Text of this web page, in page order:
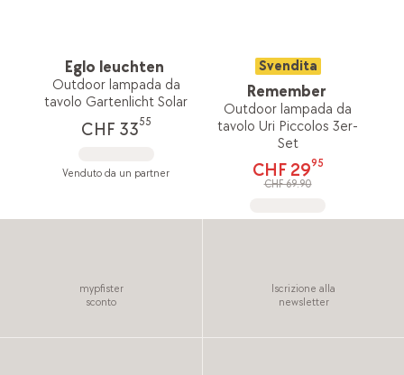
Eglo leuchten
Outdoor lampada da
tavolo Gartenlicht Solar
CHF 3355
Venduto da un partner
Svendita
Remember
Outdoor lampada da
tavolo Uri Piccolos 3er-
Set
CHF 2995
CHF 69.90
mypfister
sconto
Iscrizione alla
newsletter